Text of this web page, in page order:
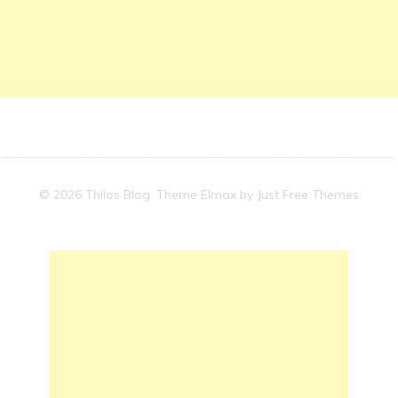
© 2026 Thilos Blog. Theme Elmax by Just Free Themes